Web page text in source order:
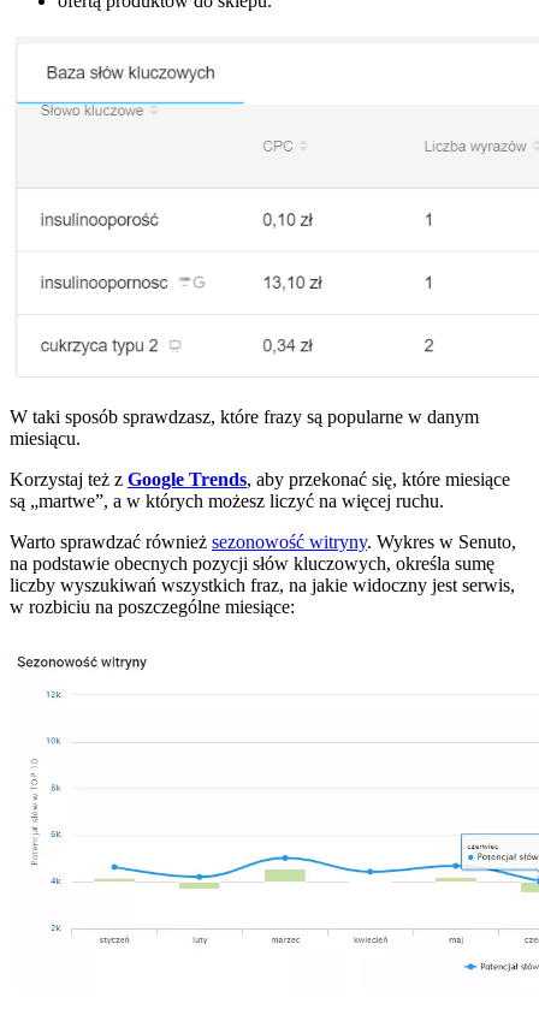
W taki sposób sprawdzasz, które frazy są popularne w danym
miesiącu.
Korzystaj też z Google Trends, aby przekonać się, które miesiące
są „martwe”, a w których możesz liczyć na więcej ruchu.
Warto sprawdzać również sezonowość witryny. Wykres w Senuto,
na podstawie obecnych pozycji słów kluczowych, określa sumę
liczby wyszukiwań wszystkich fraz, na jakie widoczny jest serwis,
w rozbiciu na poszczególne miesiące: